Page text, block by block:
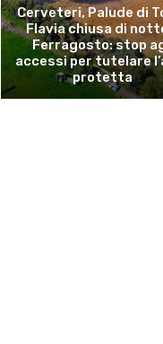
Cerveteri, Palude di
Flavia chiusa di
Ferragosto: stop
accessi per tutelare
protetta